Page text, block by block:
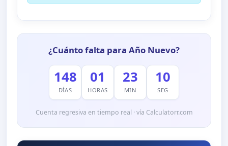
¿Cuánto falta para Año Nuevo?
148
DÍAS
01
HORAS
23
MIN
09
SEG
Cuenta regresiva en tiempo real · vía Calculatorr.com